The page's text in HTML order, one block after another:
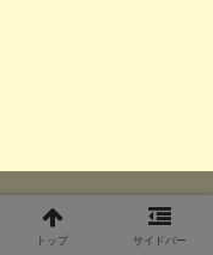
トップ サイドバー